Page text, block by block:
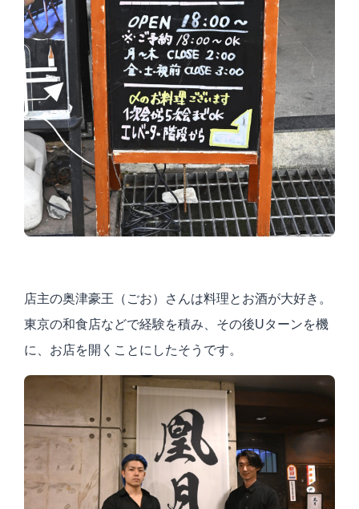
店主の奥津豪王（ごお）さんは料理とお酒が大好き。
東京の和食店などで経験を積み、その後Uターンを機
に、お店を開くことにしたそうです。